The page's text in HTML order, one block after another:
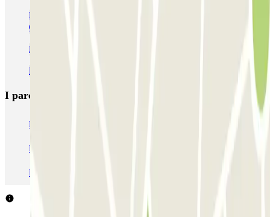
Parcheggio vicino all'Arco Trionfo - Place de l'Etoile Charles de
Gaulle
Parcheggio vicino al quartiere Wagram di Parigi
Parcheggi vicino alla Place du Trocadero
I parcheggi
Parcheggio Venezia
Parcheggio Roma
Parcheggio Malpensa Terminal 1